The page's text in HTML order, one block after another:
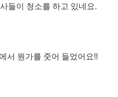
들이 청소를 하고 있네요.
서 뭔가를 줏어 들었어요!!